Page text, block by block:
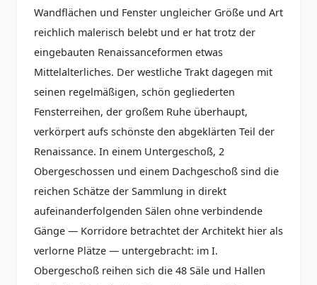
Wandflächen und Fenster ungleicher Größe und Art
reichlich malerisch belebt und er hat trotz der
eingebauten Renaissanceformen etwas
Mittelalterliches. Der westliche Trakt dagegen mit
seinen regelmäßigen, schön gegliederten
Fensterreihen, der großem Ruhe überhaupt,
verkörpert aufs schönste den abgeklärten Teil der
Renaissance. In einem Untergeschoß, 2
Obergeschossen und einem Dachgeschoß sind die
reichen Schätze der Sammlung in direkt
aufeinanderfolgenden Sälen ohne verbindende
Gänge — Korridore betrachtet der Architekt hier als
verlorne Plätze — untergebracht: im I.
Obergeschoß reihen sich die 48 Säle und Hallen